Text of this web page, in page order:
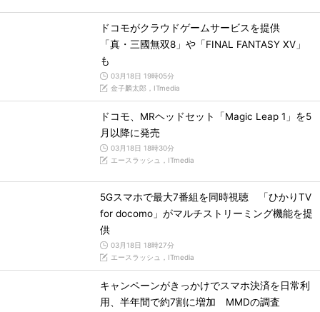
ドコモがクラウドゲームサービスを提供
「真・三國無双8」や「FINAL FANTASY XV」
も
03月18日 19時05分
金子麟太郎，ITmedia
ドコモ、MRヘッドセット「Magic Leap 1」を5
月以降に発売
03月18日 18時30分
エースラッシュ，ITmedia
5Gスマホで最大7番組を同時視聴 「ひかりTV
for docomo」がマルチストリーミング機能を提
供
03月18日 18時27分
エースラッシュ，ITmedia
キャンペーンがきっかけでスマホ決済を日常利
用、半年間で約7割に増加 MMDの調査